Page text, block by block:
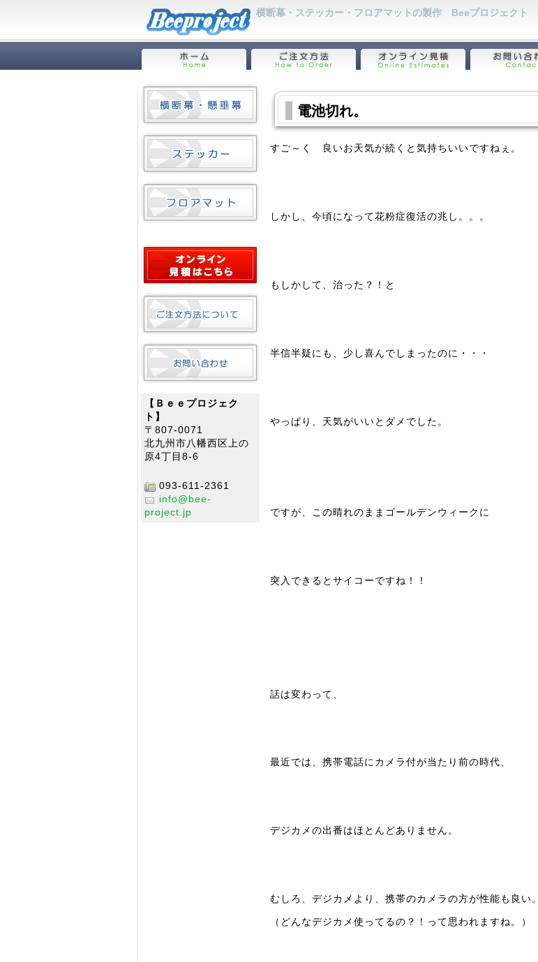
横断幕・ステッカー・フロアマットの製作 Beeプロジェクト
電池切れ。
すご～く 良いお天気が続くと気持ちいいですねぇ。
しかし、今頃になって花粉症復活の兆し。。。
もしかして、治った？！と
半信半疑にも、少し喜んでしまったのに・・・
やっぱり、天気がいいとダメでした。
ですが、この晴れのままゴールデンウィークに
突入できるとサイコーですね！！
話は変わって、
最近では、携帯電話にカメラ付が当たり前の時代、
デジカメの出番はほとんどありません。
むしろ、デジカメより、携帯のカメラの方が性能も良い。
（どんなデジカメ使ってるの？！って思われますね。）
【Ｂｅｅプロジェク
ト】
〒807-0071
北九州市八幡西区上の
原4丁目8-6
093-611-2361
info@bee-
project.jp